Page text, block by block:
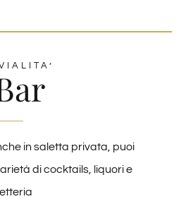
in saletta privata, puoi
di cocktails, liquori e